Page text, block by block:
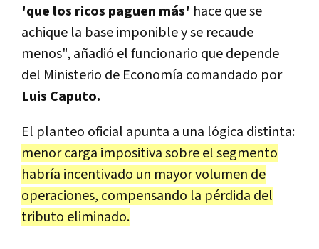
'que los ricos paguen más' hace que se
achique la base imponible y se recaude
menos", añadió el funcionario que depende
del Ministerio de Economía comandado por
Luis Caputo.
El planteo oficial apunta a una lógica distinta:
menor carga impositiva sobre el segmento
habría incentivado un mayor volumen de
operaciones, compensando la pérdida del
tributo eliminado.